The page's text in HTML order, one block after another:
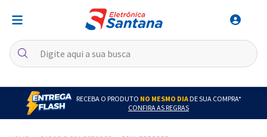
RECEBA O PRODUTO NO MESMO DIADE SUA COMPRA*
CONFIRA AS REGRAS